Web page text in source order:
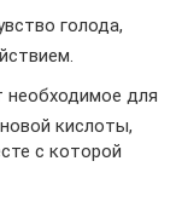
голода,
необходимое для
кислоты,
с которой